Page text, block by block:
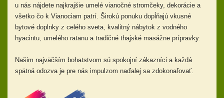
u nás nájdete najkrajšie umelé vianočné stromčeky, dekorácie a
všetko čo k Vianociam patrí. Širokú ponuku dopĺňajú vkusné
bytové doplnky z celého sveta, kvalitný nábytok z vodného
hyacintu, umelého ratanu a tradičné thajské masážne prípravky.
Našim najväčším bohatstvom sú spokojní zákazníci a každá
spätná odozva je pre nás impulzom naďalej sa zdokonaľovať.